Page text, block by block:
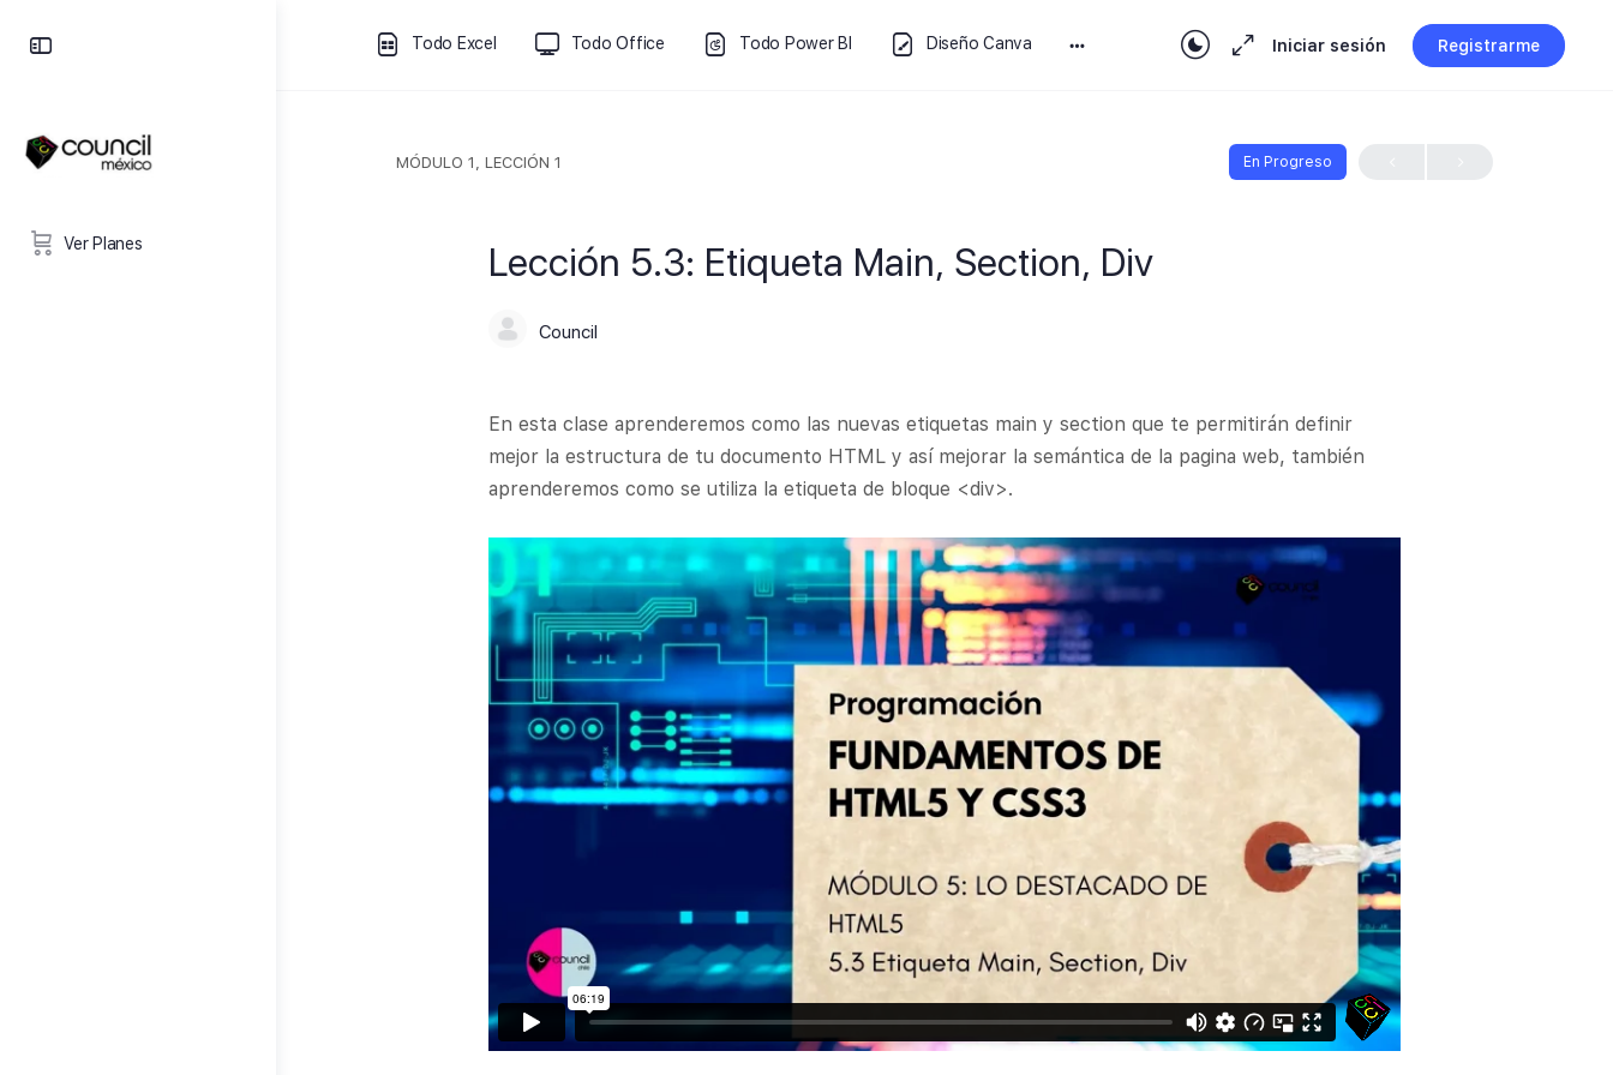
Ver Planes
Todo Excel Todo Office Todo Power BI Diseño Canva Iniciar sesión Registrarme
MÓDULO 1, LECCIÓN 1 En Progreso
Lección 5.3: Etiqueta Main, Section, Div
Council
En esta clase aprenderemos como las nuevas etiquetas main y section que te permitirán definir
mejor la estructura de tu documento HTML y así mejorar la semántica de la pagina web, también
aprenderemos como se utiliza la etiqueta de bloque <div>.